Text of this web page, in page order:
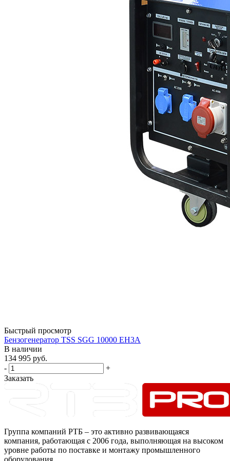
Быстрый просмотр
Бензогенератор TSS SGG 10000 EH3A
В наличии
134 995 руб.
-
+
Заказать
Группа компаний РТБ – это активно развивающаяся
компания, работающая с 2006 года, выполняющая на высоком
уровне работы по поставке и монтажу промышленного
оборудования.